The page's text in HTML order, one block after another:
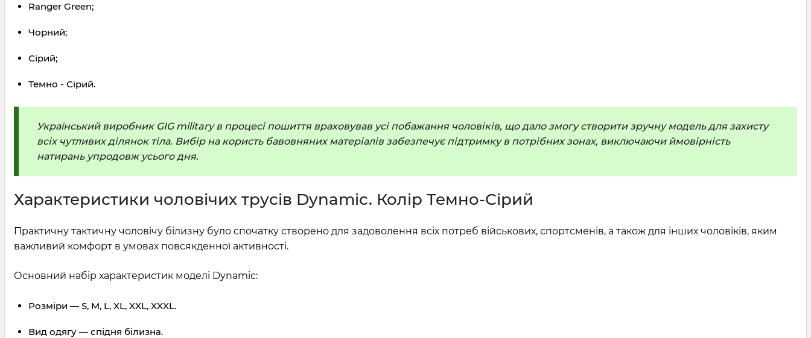
Ranger Green;
Чорний;
Сірий;
Темно - Сірий.
Український виробник GIG military в процесі пошиття враховував усі побажання чоловіків, що дало змогу створити зручну модель для захисту
всіх чутливих ділянок тіла. Вибір на користь бавовняних матеріалів забезпечує підтримку в потрібних зонах, виключаючи ймовірність
натирань упродовж усього дня.
Характеристики чоловічих трусів Dynamic. Колір Темно-Сірий
Практичну тактичну чоловічу білизну було спочатку створено для задоволення всіх потреб військових, спортсменів, а також для інших чоловіків, яким
важливий комфорт в умовах повсякденної активності.
Основний набір характеристик моделі Dynamic:
Розміри — S, M, L, XL, XXL, XXXL.
Вид одягу — спідня білизна.